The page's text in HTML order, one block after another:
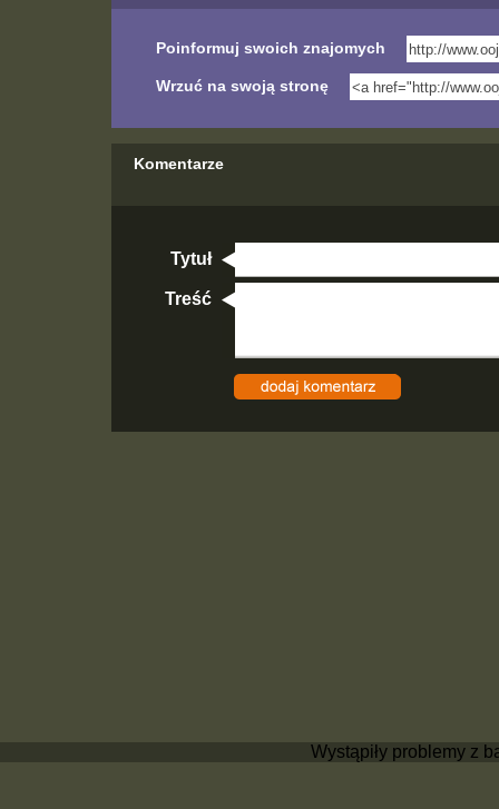
Poinformuj swoich znajomych
Wrzuć na swoją stronę
Komentarze
Tytuł
Treść
Wystąpiły problemy z